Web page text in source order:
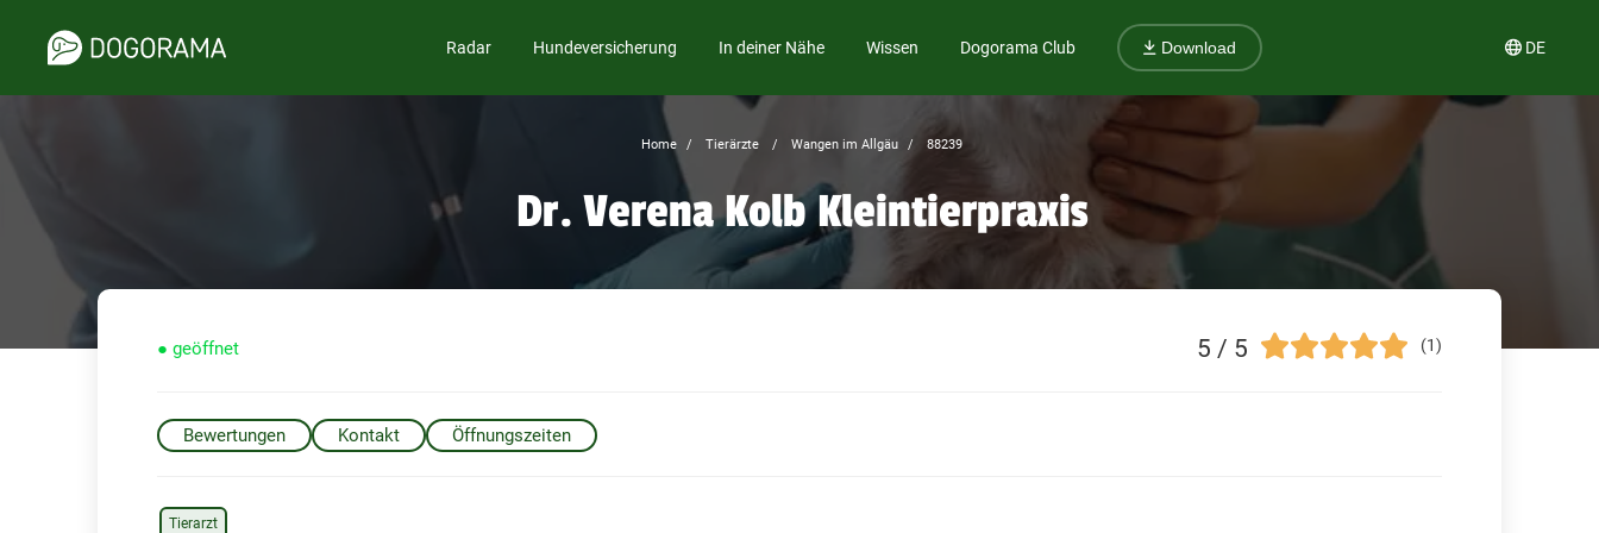
Radar Hundeversicherung In deiner Nähe Wissen Dogorama Club Download DE
Home Tierärzte Wangen im Allgäu 88239
Dr. Verena Kolb Kleintierpraxis
5 / 5 (1)
● geöffnet
Bewertungen Kontakt Öffnungszeiten
Tierarzt